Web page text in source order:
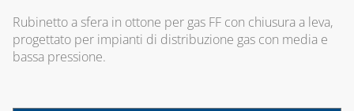
Rubinetto a sfera in ottone per gas FF con chiusura a leva,
progettato per impianti di distribuzione gas con media e
bassa pressione.